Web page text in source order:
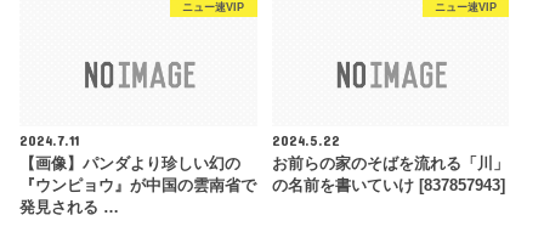
ニュー速VIP
2024.7.11
【画像】パンダより珍しい幻の
『ウンピョウ』が中国の雲南省で
発見される …
ニュー速VIP
2024.5.22
お前らの家のそばを流れる「川」
の名前を書いていけ [837857943]